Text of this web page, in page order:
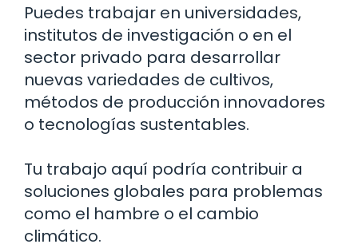
Puedes trabajar en universidades,
institutos de investigación o en el
sector privado para desarrollar
nuevas variedades de cultivos,
métodos de producción innovadores
o tecnologías sustentables.
Tu trabajo aquí podría contribuir a
soluciones globales para problemas
como el hambre o el cambio
climático.